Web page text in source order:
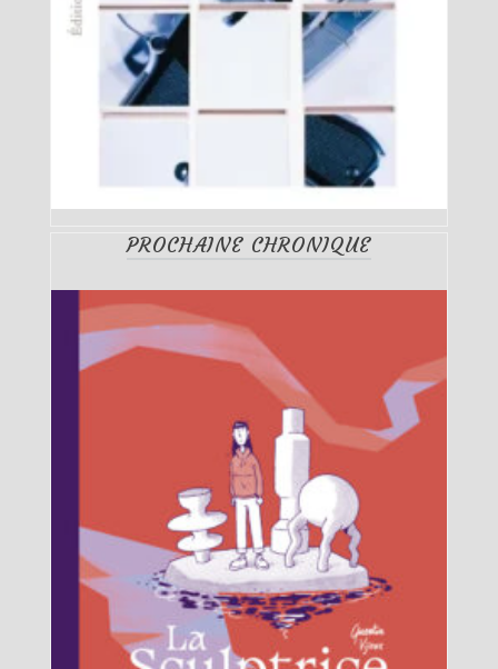
PROCHAINE CHRONIQUE